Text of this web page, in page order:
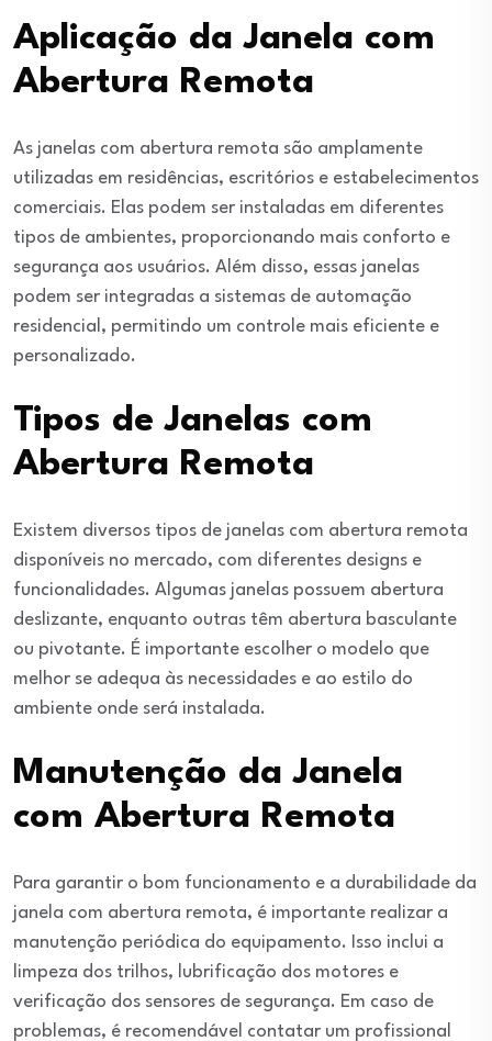
Aplicação da Janela com
Abertura Remota
As janelas com abertura remota são amplamente
utilizadas em residências, escritórios e estabelecimentos
comerciais. Elas podem ser instaladas em diferentes
tipos de ambientes, proporcionando mais conforto e
segurança aos usuários. Além disso, essas janelas
podem ser integradas a sistemas de automação
residencial, permitindo um controle mais eficiente e
personalizado.
Tipos de Janelas com
Abertura Remota
Existem diversos tipos de janelas com abertura remota
disponíveis no mercado, com diferentes designs e
funcionalidades. Algumas janelas possuem abertura
deslizante, enquanto outras têm abertura basculante
ou pivotante. É importante escolher o modelo que
melhor se adequa às necessidades e ao estilo do
ambiente onde será instalada.
Manutenção da Janela
com Abertura Remota
Para garantir o bom funcionamento e a durabilidade da
janela com abertura remota, é importante realizar a
manutenção periódica do equipamento. Isso inclui a
limpeza dos trilhos, lubrificação dos motores e
verificação dos sensores de segurança. Em caso de
problemas, é recomendável contatar um profissional